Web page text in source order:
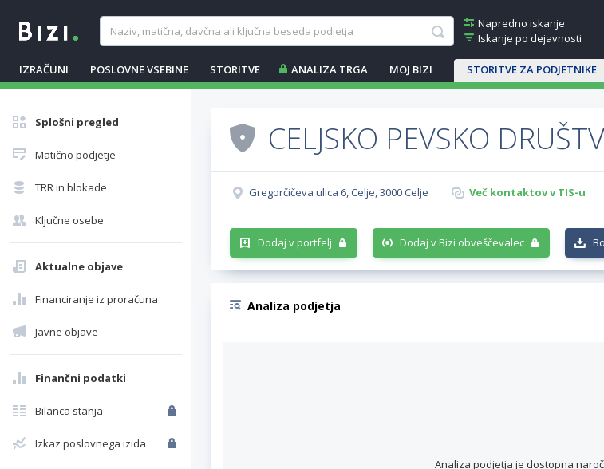
Napredno iskanje
Iskanje po dejavnosti
IZRAČUNI POSLOVNE VSEBINE STORITVE ANALIZA TRGA MOJ BIZI STORITVE ZA PODJETNIKE
Splošni pregled
Matično podjetje
TRR in blokade
Ključne osebe
Aktualne objave
Financiranje iz proračuna
Javne objave
Finančni podatki
Bilanca stanja
Izkaz poslovnega izida
CELJSKO PEVSKO
Gregorčičeva ulica 6, Celje, 3000 Celje Več kontaktov v TIS-u
Dodaj v portfelj Dodaj v Bizi obveščevalec
Analiza podjetja
Analiza podjetja je dostopna